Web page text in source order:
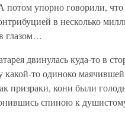
потом упорно говорили,
в несколько
глазом…
двинулась куда-то в
какой-то одиноко
призраки, кони были
спиною к